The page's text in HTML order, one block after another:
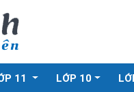
11 LỚP 10